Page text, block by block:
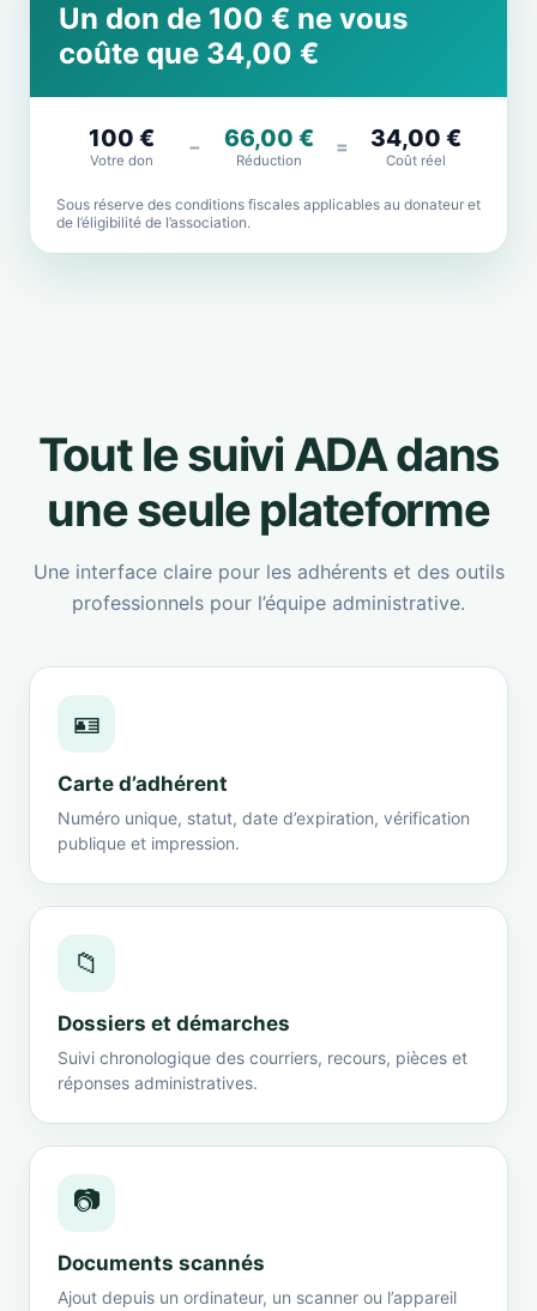
Un don de 100 € ne vous
coûte que 34,00 €
100 €
Votre don
− 66,00 €
Réduction
= 34,00 €
Coût réel
Sous réserve des conditions fiscales applicables au donateur et
de l’éligibilité de l’association.
Tout le suivi ADA dans
une seule plateforme
Une interface claire pour les adhérents et des outils
professionnels pour l’équipe administrative.
🪪
Carte d’adhérent
Numéro unique, statut, date d’expiration, vérification
publique et impression.
📁
Dossiers et démarches
Suivi chronologique des courriers, recours, pièces et
réponses administratives.
📷
Documents scannés
Ajout depuis un ordinateur, un scanner ou l’appareil